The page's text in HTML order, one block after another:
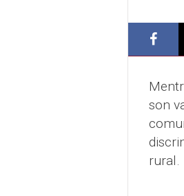
son
rural.